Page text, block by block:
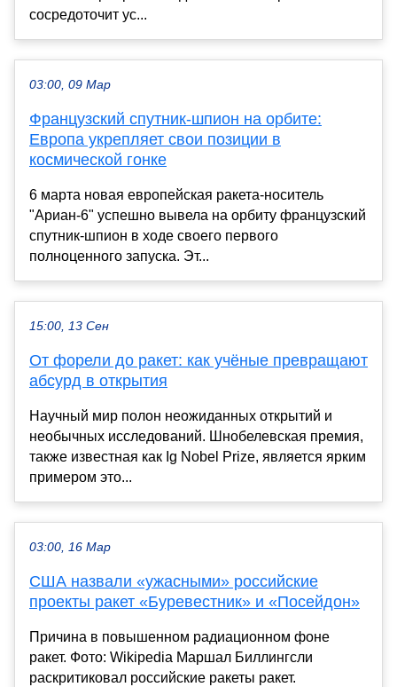
сосредоточит ус...
03:00, 09 Мар
Французский спутник-шпион на орбите:
Европа укрепляет свои позиции в
космической гонке
6 марта новая европейская ракета-носитель
"Ариан-6" успешно вывела на орбиту французский
спутник-шпион в ходе своего первого
полноценного запуска. Эт...
15:00, 13 Сен
От форели до ракет: как учёные превращают
абсурд в открытия
Научный мир полон неожиданных открытий и
необычных исследований. Шнобелевская премия,
также известная как Ig Nobel Prize, является ярким
примером это...
03:00, 16 Мар
США назвали «ужасными» российские
проекты ракет «Буревестник» и «Посейдон»
Причина в повышенном радиационном фоне
ракет. Фото: Wikipedia Маршал Биллингсли
раскритиковал российские ракеты ракет.